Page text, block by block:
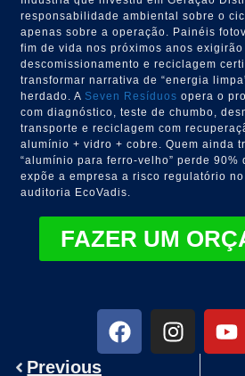
responsabilidade ambiental sobre o
apenas sobre a operação. Painéis
fim de vida nos próximos anos
descomissionamento e reciclagem
transformar narrativa de “energia
herdado. A Seven Resíduos opera o
com diagnóstico, teste de chumbo,
transporte e reciclagem com
alumínio + vidro + cobre. Quem ainda
“alumínio para ferro-velho” perde 90%
expõe a empresa a risco regulatório
auditoria EcoVadis.
FAZER UM
Previous